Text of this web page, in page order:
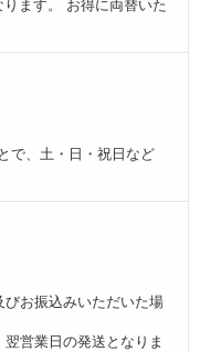
ます。 お得に両替いた
で、土・日・祝日など
お振込みいただいた場
営業日の発送となりま